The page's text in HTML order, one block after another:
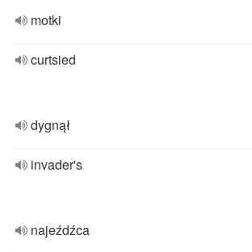
motki
curtsied
dygnął
invader's
najeźdźca